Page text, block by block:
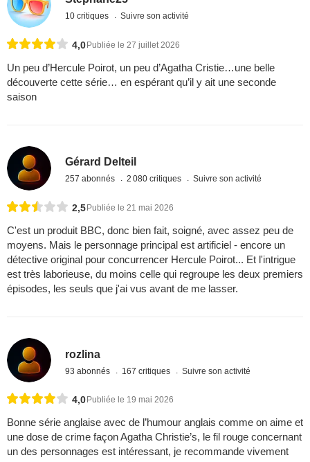
10 critiques Suivre son activité
4,0Publiée le 27 juillet 2026
Un peu d’Hercule Poirot, un peu d’Agatha Cristie…une belle
découverte cette série… en espérant qu’il y ait une seconde
saison
Gérard Delteil
257 abonnés 2 080 critiques Suivre son activité
2,5 Publiée le 21 mai 2026
C'est un produit BBC, donc bien fait, soigné, avec assez peu de
moyens. Mais le personnage principal est artificiel - encore un
détective original pour concurrencer Hercule Poirot... Et l'intrigue
est très laborieuse, du moins celle qui regroupe les deux premiers
épisodes, les seuls que j'ai vus avant de me lasser.
rozlina
93 abonnés 167 critiques Suivre son activité
4,0 Publiée le 19 mai 2026
Bonne série anglaise avec de l’humour anglais comme on aime et
une dose de crime façon Agatha Christie’s, le fil rouge concernant
un des personnages est intéressant, je recommande vivement